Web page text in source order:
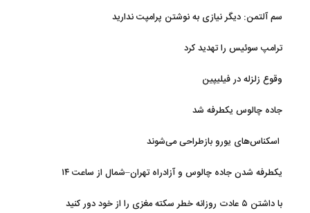
سم آلتمن: دیگر نیازی به نوشتن پرامپت ندارید
ترامپ سوئیس را تهدید کرد
وقوع زلزله در فیلیپین
جاده چالوس یکطرفه شد
اسکناس‌های یورو بازطراحی می‌شوند
یکطرفه شدن جاده چالوس و آزادراه تهران–شمال از ساعت ۱۴
با داشتن ۵ عادت روزانه خطر سکته مغزی را از خود دور کنید